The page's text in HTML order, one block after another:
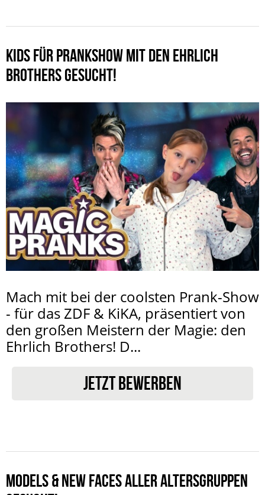
KIDS FÜR PRANKSHOW MIT DEN EHRLICH
BROTHERS GESUCHT!
Mach mit bei der coolsten Prank-Show
- für das ZDF & KiKA, präsentiert von
den großen Meistern der Magie: den
Ehrlich Brothers! D...
JETZT BEWERBEN
MODELS & NEW FACES ALLER ALTERSGRUPPEN